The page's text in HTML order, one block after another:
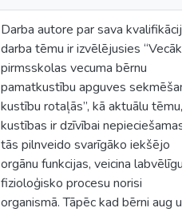
Darba autore par sava kvalifikācijas
darba tēmu ir izvēlējusies “Vecākā
pirmsskolas vecuma bērnu
pamatkustību apguves sekmēšana
kustību rotaļās”, kā aktuālu tēmu,
kustības ir dzīvībai nepieciešamas,
tās pilnveido svarīgāko iekšējo
orgānu funkcijas, veicina labvēlīgu
fizioloģisko procesu norisi
organismā. Tāpēc kad bērni aug un